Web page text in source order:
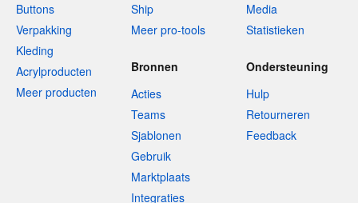
Buttons
Verpakking
Kleding
Acrylproducten
Meer producten
Ship
Meer pro-tools
Media
Statistieken
Bronnen
Acties
Teams
Sjablonen
Gebruik
Marktplaats
Integraties
Ondersteuning
Hulp
Retourneren
Feedback